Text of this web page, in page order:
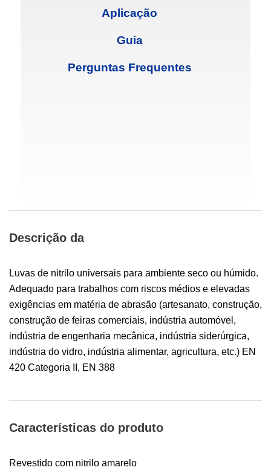
Aplicação
Guia
Perguntas Frequentes
Descrição da
Luvas de nitrilo universais para ambiente seco ou húmido.
Adequado para trabalhos com riscos médios e elevadas
exigências em matéria de abrasão (artesanato, construção,
construção de feiras comerciais, indústria automóvel,
indústria de engenharia mecânica, indústria siderúrgica,
indústria do vidro, indústria alimentar, agricultura, etc.) EN
420 Categoria II, EN 388
Características do produto
Revestido com nitrilo amarelo